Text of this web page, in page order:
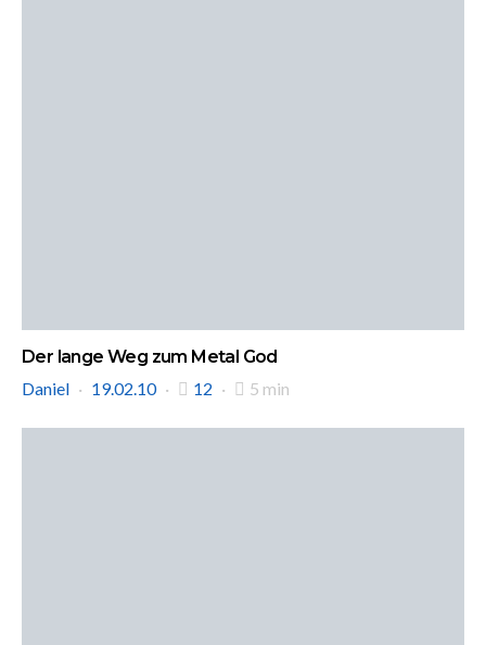
Der lange Weg zum Metal God
Daniel
19.02.10 12 5 min